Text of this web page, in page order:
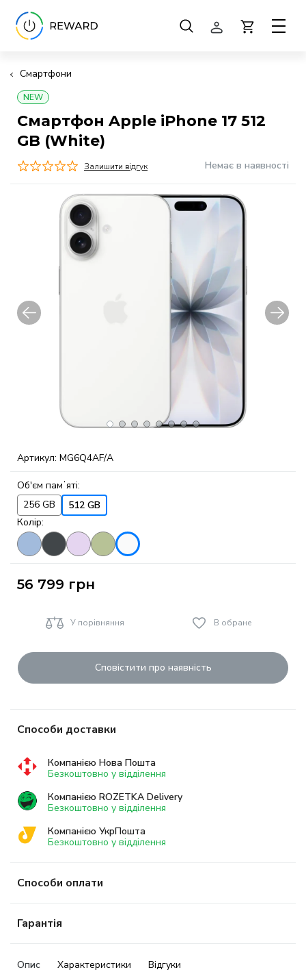
Смартфони
NEW
Смартфон Apple iPhone 17 512
GB (White)
Залишити відгук Немає в наявності
Артикул: MG6Q4AF/A
Об'єм памʼяті:
256 GB
512 GB
Колір:
56 799 грн
У порівняння В обране
Сповістити про наявність
Способи доставки
Компанією Нова Пошта
Безкоштовно у відділення
Компанією ROZETKA Delivery
Безкоштовно у відділення
Компанією УкрПошта
Безкоштовно у відділення
Способи оплати
Гарантія
Опис Характеристики Відгуки